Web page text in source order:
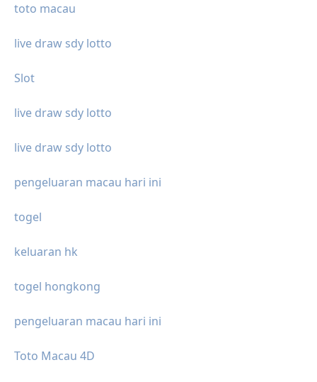
toto macau
live draw sdy lotto
Slot
live draw sdy lotto
live draw sdy lotto
pengeluaran macau hari ini
togel
keluaran hk
togel hongkong
pengeluaran macau hari ini
Toto Macau 4D